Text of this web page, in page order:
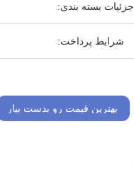
جزئیات بسته بندی:
شرایط پرداخت:
بهترین قیمت رو بدست بیار